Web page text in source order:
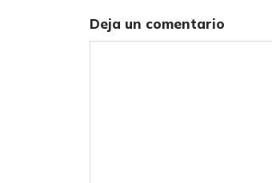
Deja un comentario